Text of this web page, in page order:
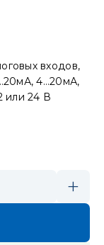
входов,
4…20мА,
или 24 В
+